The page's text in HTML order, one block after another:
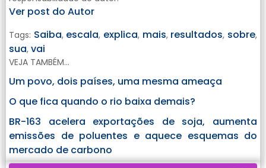
Ver post do Autor
Tags: Saiba, escala, explica, mais, resultados, sobre,
sua, vai
VEJA TAMBÉM...
Um povo, dois países, uma mesma ameaça
O que fica quando o rio baixa demais?
BR-163 acelera exportações de soja, aumenta
emissões de poluentes e aquece esquemas do
mercado de carbono